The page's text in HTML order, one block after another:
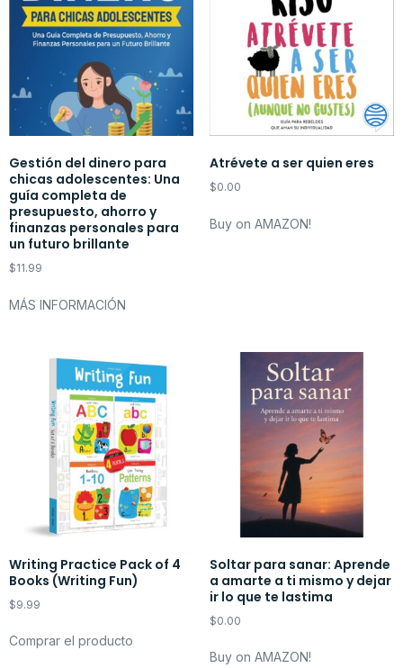
Gestión del dinero para
chicas adolescentes: Una
guía completa de
presupuesto, ahorro y
finanzas personales para
un futuro brillante
$11.99
MÁS INFORMACIÓN
Atrévete a ser quien eres
$0.00
Buy on AMAZON!
Writing Practice Pack of 4
Books (Writing Fun)
$9.99
Comprar el producto
Soltar para sanar: Aprende
a amarte a ti mismo y dejar
ir lo que te lastima
$0.00
Buy on AMAZON!